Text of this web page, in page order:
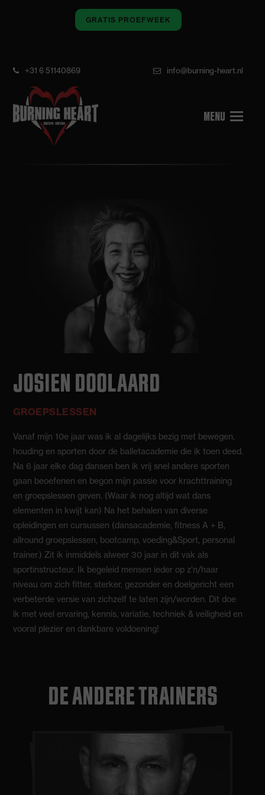
GRATIS PROEFWEEK
+31 6 51140869 info@burning-heart.nl
JOSIEN DOOLAARD
GROEPSLESSEN
Vanaf mijn 10e jaar was ik al dagelijks bezig met bewegen,
houding en sporten door de balletacademie die ik toen deed.
Na 6 jaar elke dag dansen ben ik vrij snel andere sporten
gaan beoefenen en begon mijn passie voor krachttraining
en groepslessen geven. (Waar ik nog altijd wat dans
elementen in kwijt kan) Na het behalen van diverse
opleidingen en cursussen (dansacademie, fitness A + B,
allround groepslessen, bootcamp, voeding&Sport, personal
trainer.) Zit ik inmiddels alweer 30 jaar in dit vak als
sportinstructeur. Ik begeleid mensen ieder op z’n/haar
niveau om zich fitter, sterker, gezonder en doelgericht een
verbeterde versie van zichzelf te laten zijn/worden. Dit doe
ik met veel ervaring, kennis, variatie, techniek & veiligheid en
vooral plezier en dankbare voldoening!
DE ANDERE TRAINERS